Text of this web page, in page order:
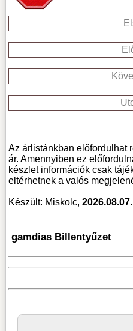
Az árlistánkban előfordulhat
ár. Amennyiben ez
készlet információk csak
eltérhetnek a valós
Készült: Miskolc,
gamdias Billentyűzet